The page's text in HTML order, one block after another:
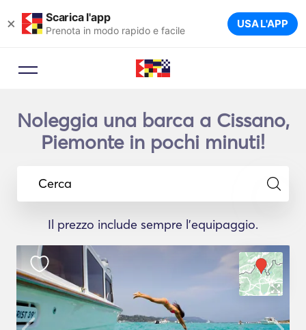
× Scarica l'app
Prenota in modo rapido e facile USA L'APP
Noleggia una barca a Cissano,
Piemonte in pochi minuti!
Cerca
Il prezzo include sempre l'equipaggio.